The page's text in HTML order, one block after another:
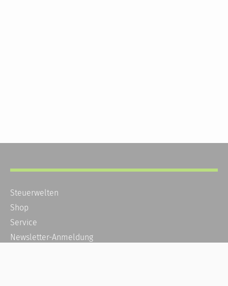
Steuerwelten
Shop
Service
Newsletter-Anmeldung